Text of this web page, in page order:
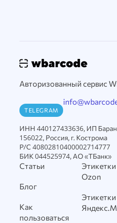
Авторизованный сервис
TELEGRAM
ИНН 440127433636, ИП
156022, Россия, г. Кострома
Р/С 40802810400002714777
БИК 044525974, АО «ТБанк»
Статьи
Блог
Как
пользоваться
Ozon